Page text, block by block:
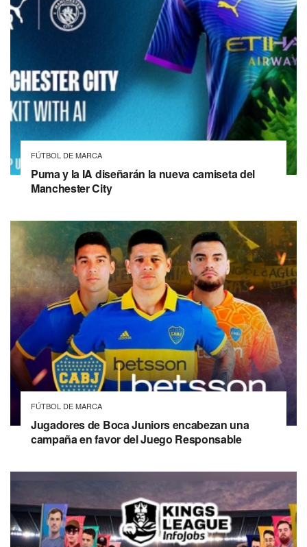
FÚTBOL DE MARCA
Puma y la IA diseñarán la nueva camiseta del
Manchester City
FÚTBOL DE MARCA
Jugadores de Boca Juniors encabezan una
campaña en favor del Juego Responsable